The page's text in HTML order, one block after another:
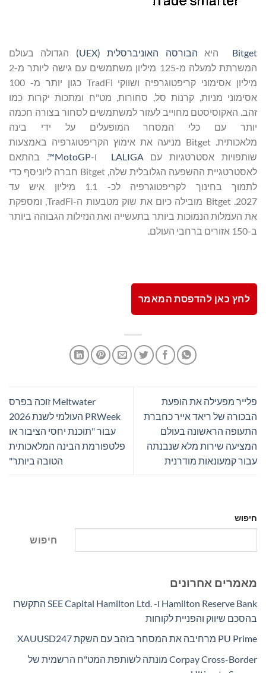
Bitget היא הבורסה האוניברסלית (UEX
) הגדולה בעולם
המשרתת למעלה מ-125 מיליון משתמשים עם גישה ליותר מ-2
מיליון אסימוני קריפטוגרפיה ושווקי TradFi כגון יותר מ- 100
אסימוני מניות, קרנות סל, סחורות, מט"ח ומתכות יקרות כמו
זהב. האקוסיסטם מחוייב לעזור למשתמשים לסחור בצורה חכמה
יותר עם כלי המסחר המופעלים על ידי בינה
מלאכותית. Bitget מניעה את אימוץ הקריפטוגרפיה באמצעות
שותפויות אסטרטגיות עם LALIGA ו-MotoGP™
. בהתאם
לאסטרטגיית ההשפעה הגלובלית שלה, Bitget חברה ליוניסף כדי
לתמוך בחינוך לקריפטוגרפיה לכ- 1.1 מיליון איש עד
2027. Bitget מובילה כיום את שוק מטבעות ה-TradFi, ומספקת
את העמלות הנמוכות ביותר בתעשייה ואת הנזילות הגבוהה ביותר
ב-150 אזורים ברחבי העולם.
לחץ כאן להדפסת המאמר
פלייר מפעילה את הופעת
הבכורה של ריאד אייר כחברת
התעופה הראשונה בעולם
המציעה שירות מלא שנבנתה
עבור קמעונאות מודרנית
Meltwater זוכה בפרס
PRWeek העולמי לשנת 2026
עבור "תוכנת יחסי הציבור או
פלטפורמת הבינה המלאכותית
הטובה ביותר"
חיפוש
חיפוש
מאמרים אחרונים
Hamilton Reserve Bank ו- SEE Capital Hamilton Ltd.‎ התקשרו
בהסכם שיווק והפניית לקוחות
PU Prime מרחיבה את המסחר בזהב עם השקת XAUUSD247
Corpay Cross-Border מונתה לשותפת המט"ח הרשמית של